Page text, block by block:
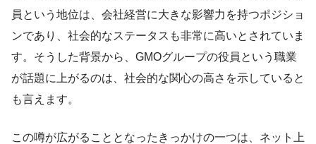
員という地位は、会社経営に大きな影響力を持つポジショ
ンであり、社会的なステータスも非常に高いとされていま
す。そうした背景から、GMOグループの役員という職業
が話題に上がるのは、社会的な関心の高さを示していると
も言えます。
この噂が広がることとなったきっかけの一つは、ネット上